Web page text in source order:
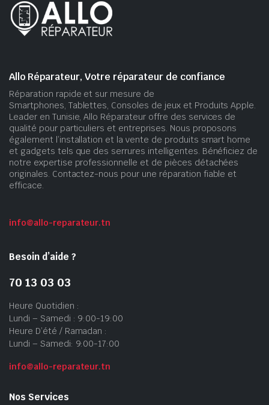
Allo Réparateur, Votre réparateur de confiance
Réparation rapide et sur mesure de
Smartphones, Tablettes, Consoles de jeux et Produits Apple.
Leader en Tunisie, Allo Réparateur offre des services de
qualité pour particuliers et entreprises. Nous proposons
également l’installation et la vente de produits smart home
et gadgets tels que des serrures intelligentes. Bénéficiez de
notre expertise professionnelle et de pièces détachées
originales. Contactez-nous pour une réparation fiable et
efficace.
info@allo-reparateur.tn
Besoin d’aide ?
70 13 03 03
Heure Quotidien :
Lundi – Samedi : 9:00-19:00
Heure D’été / Ramadan :
Lundi – Samedi: 9:00-17:00
info@allo-reparateur.tn
Nos Services